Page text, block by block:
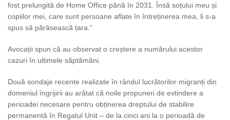
fost prelungită de Home Office până în 2031. Însă soțului meu și
copiilor mei, care sunt persoane aflate în întreținerea mea, li s-a
spus să părăsească țara.”
Avocații spun că au observat o creștere a numărului acestor
cazuri în ultimele săptămâni.
Două sondaje recente realizate în rândul lucrătorilor migranți din
domeniul îngrijirii au arătat că noile propuneri de extindere a
perioadei necesare pentru obținerea dreptului de stabilire
permanentă în Regatul Unit – de la cinci ani la o perioadă de